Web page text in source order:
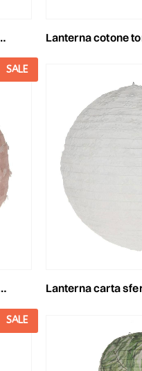
lanterna cotone tonda c/
SALE
lanterna carta sferica
SALE